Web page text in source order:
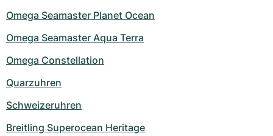
Omega Seamaster Planet Ocean
Omega Seamaster Aqua Terra
Omega Constellation
Quarzuhren
Schweizeruhren
Breitling Superocean Heritage